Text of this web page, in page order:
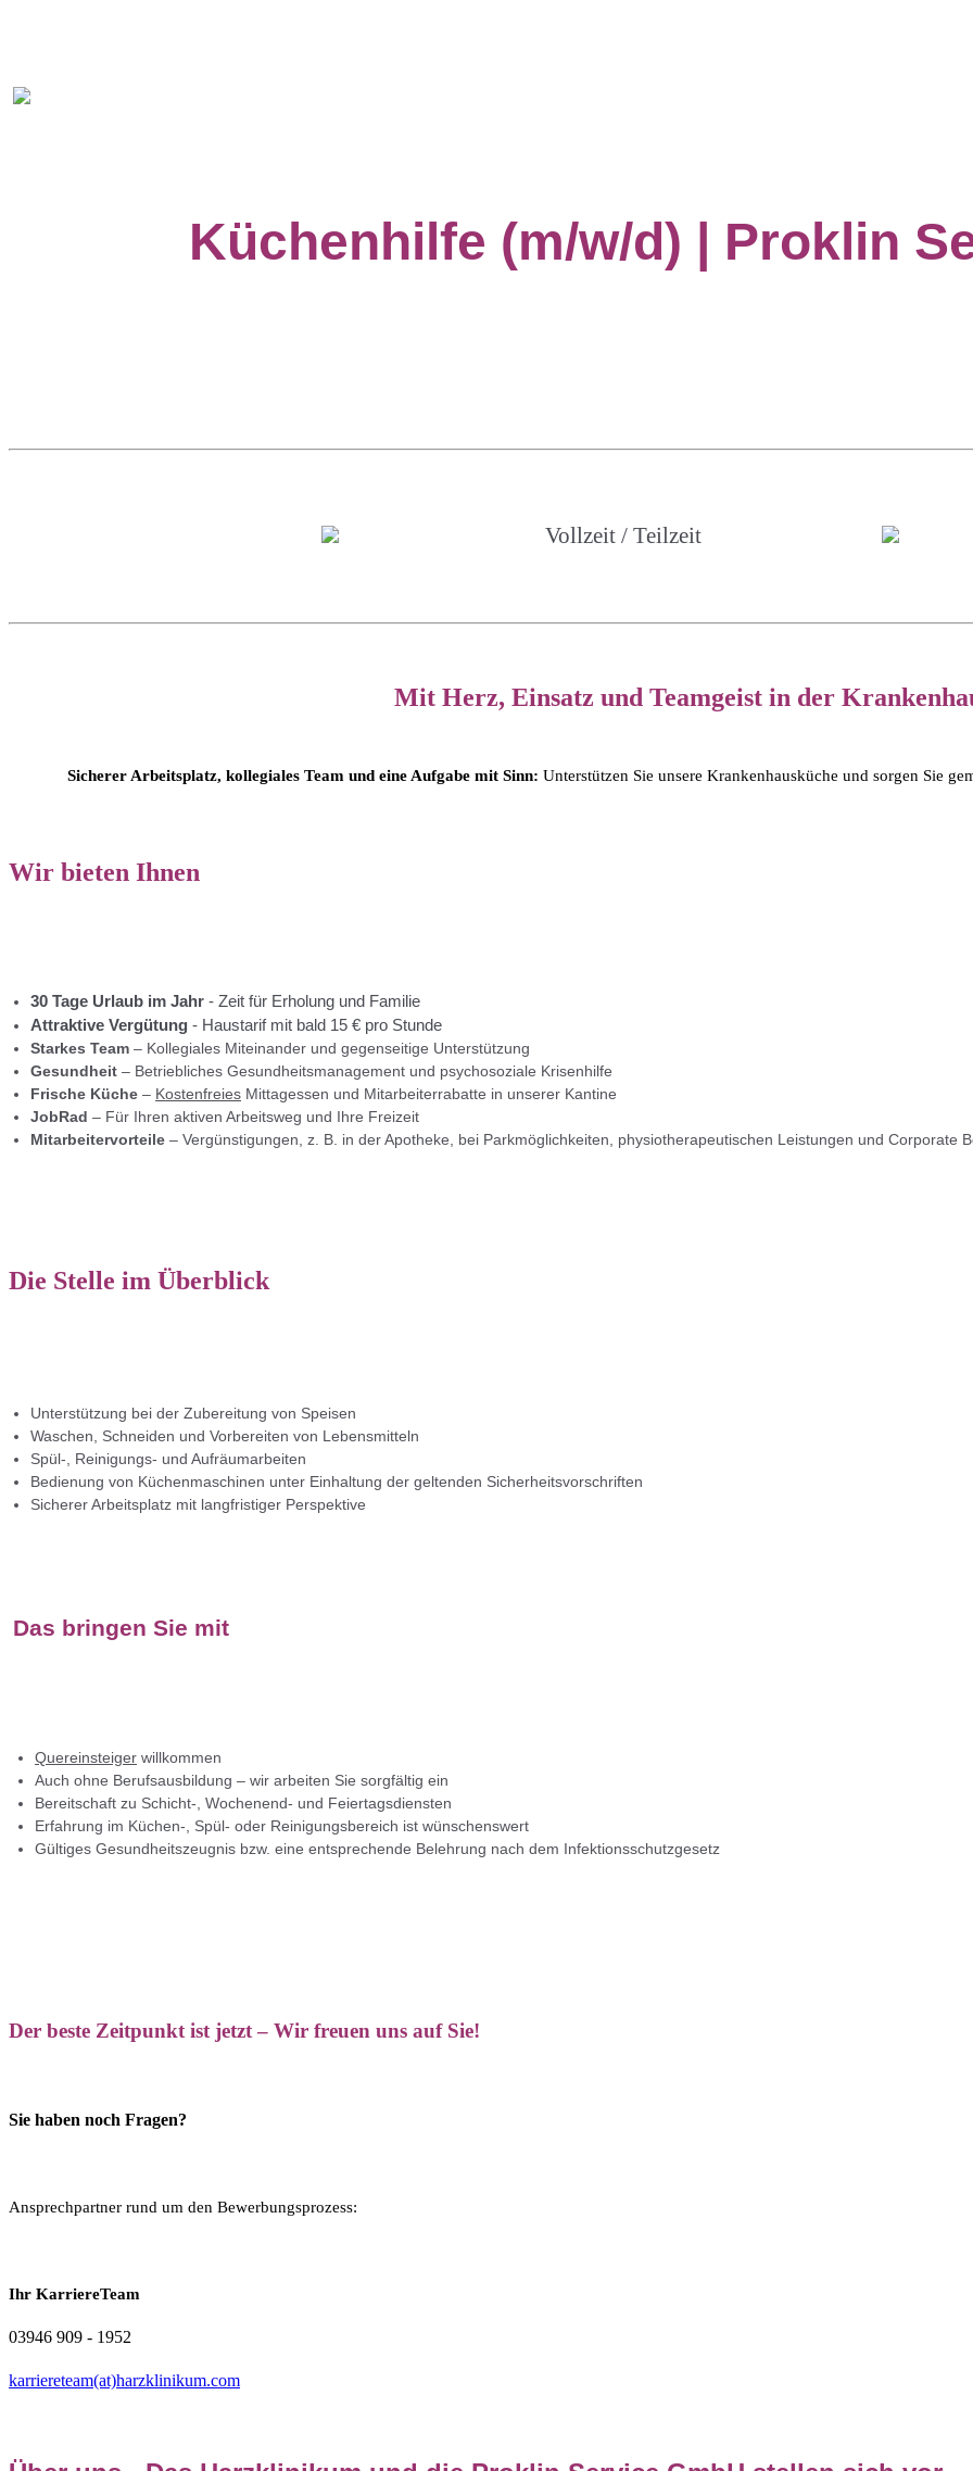
Küchenhilfe (m/w/d) | Proklin
Vollzeit / Teilzeit
Mit Herz, Einsatz und Teamgeist in der
Sicherer Arbeitsplatz, kollegiales Team und eine Aufgabe mit Sinn: Unterstützen Sie unsere Krankenhausküche und sorgen Sie
Wir bieten Ihnen
30 Tage Urlaub im Jahr - Zeit für Erholung und Familie
Attraktive Vergütung - Haustarif mit bald 15 € pro Stunde
Starkes Team – Kollegiales Miteinander und gegenseitige Unterstützung
Gesundheit – Betriebliches Gesundheitsmanagement und psychosoziale Krisenhilfe
Frische Küche – Kostenfreies Mittagessen und Mitarbeiterrabatte in unserer Kantine
JobRad – Für Ihren aktiven Arbeitsweg und Ihre Freizeit
Mitarbeitervorteile – Vergünstigungen, z. B. in der Apotheke, bei Parkmöglichkeiten, physiotherapeutischen Leistungen und Corporate
Die Stelle im Überblick
Unterstützung bei der Zubereitung von Speisen
Waschen, Schneiden und Vorbereiten von Lebensmitteln
Spül-, Reinigungs- und Aufräumarbeiten
Bedienung von Küchenmaschinen unter Einhaltung der geltenden Sicherheitsvorschriften
Sicherer Arbeitsplatz mit langfristiger Perspektive
Das bringen Sie mit
Quereinsteiger willkommen
Auch ohne Berufsausbildung – wir arbeiten Sie sorgfältig ein
Bereitschaft zu Schicht-, Wochenend- und Feiertagsdiensten
Erfahrung im Küchen-, Spül- oder Reinigungsbereich ist wünschenswert
Gültiges Gesundheitszeugnis bzw. eine entsprechende Belehrung nach dem Infektionsschutzgesetz
Der beste Zeitpunkt ist jetzt – Wir freuen uns auf Sie!
Sie haben noch Fragen?
Ansprechpartner rund um den Bewerbungsprozess:
Ihr KarriereTeam
03946 909 - 1952
karriereteam(at)harzklinikum.com